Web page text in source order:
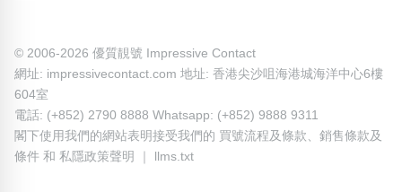
© 2006-2026 優質靚號 Impressive Contact
網址: impressivecontact.com 地址: 香港尖沙咀海港城海洋中心6樓
604室
電話: (+852) 2790 8888 Whatsapp: (+852) 9888 9311
閣下使用我們的網站表明接受我們的 買號流程及條款、 銷售條款及
條件 和 私隱政策聲明 llms.txt